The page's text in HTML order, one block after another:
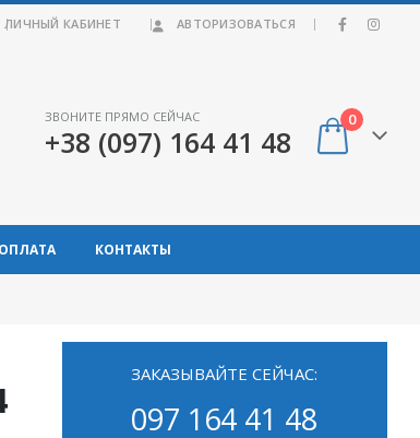
ЛИЧНЫЙ КАБИНЕТ АВТОРИЗОВАТЬСЯ |
ЗВОНИТЕ ПРЯМО СЕЙЧАС
+38 (097) 164 41 48
0
КОНТАКТЫ
ЗАКАЗЫВАЙТЕ СЕЙЧАС:
097 164 41 48